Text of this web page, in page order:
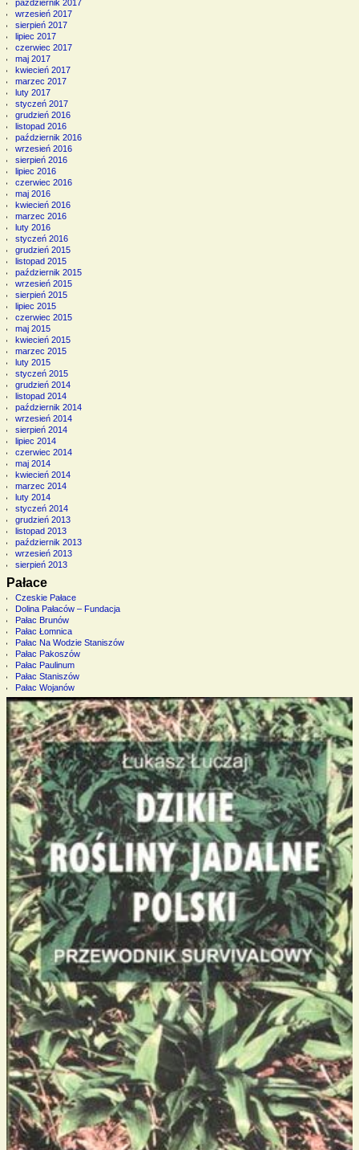
październik 2017
wrzesień 2017
sierpień 2017
lipiec 2017
czerwiec 2017
maj 2017
kwiecień 2017
marzec 2017
luty 2017
styczeń 2017
grudzień 2016
listopad 2016
październik 2016
wrzesień 2016
sierpień 2016
lipiec 2016
czerwiec 2016
maj 2016
kwiecień 2016
marzec 2016
luty 2016
styczeń 2016
grudzień 2015
listopad 2015
październik 2015
wrzesień 2015
sierpień 2015
lipiec 2015
czerwiec 2015
maj 2015
kwiecień 2015
marzec 2015
luty 2015
styczeń 2015
grudzień 2014
listopad 2014
październik 2014
wrzesień 2014
sierpień 2014
lipiec 2014
czerwiec 2014
maj 2014
kwiecień 2014
marzec 2014
luty 2014
styczeń 2014
grudzień 2013
listopad 2013
październik 2013
wrzesień 2013
sierpień 2013
Pałace
Czeskie Pałace
Dolina Pałaców – Fundacja
Pałac Brunów
Pałac Łomnica
Pałac Na Wodzie Staniszów
Pałac Pakoszów
Pałac Paulinum
Pałac Staniszów
Pałac Wojanów